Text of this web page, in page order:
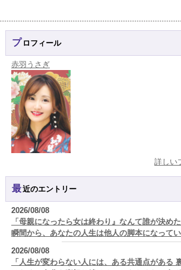
プロフィール
赤羽うさぎ
詳しい
最近のエントリー
2026/08/08
「母親になったら女は終わり』なんて誰が決め
瞬間から、あなたの人生は他人の脚本になってい
2026/08/08
「人生が変わらない人には、ある共通点がある